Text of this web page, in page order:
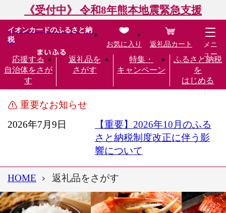
《受付中》 令和8年熊本地震緊急支援
イオンカードのふるさと納
税
応援する
自治体をさが
す
返礼品を
さがす
特集・
キャンペーン
ふるさと納税
を
はじめる
お気に入り 返礼品カート
メニ
ュー
重要なお知らせ
2026年7月9日
【重要】2026年10月のふる
さと納税制度改正に伴う影
響について
HOME 返礼品をさがす